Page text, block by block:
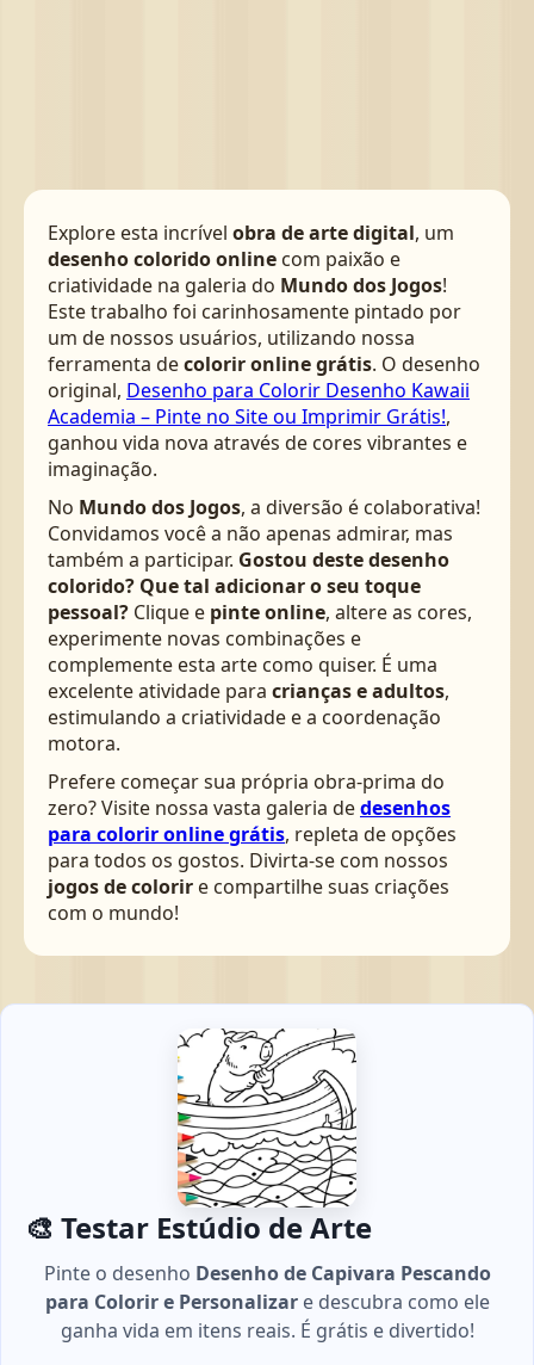
Explore esta incrível obra de arte digital, um
desenho colorido online com paixão e
criatividade na galeria do Mundo dos Jogos!
Este trabalho foi carinhosamente pintado por
um de nossos usuários, utilizando nossa
ferramenta decolorir online grátis. O desenho
original, Desenho para Colorir Desenho Kawaii
Academia – Pinte no Site ou Imprimir Grátis!,
ganhou vida nova através de cores vibrantes e
imaginação.
No Mundo dos Jogos, a diversão é colaborativa!
Convidamos você a não apenas admirar, mas
também a participar. Gostou deste desenho
colorido? Que tal adicionar o seu toque
pessoal? Clique e pinte online, altere as cores,
experimente novas combinações e
complemente esta arte como quiser. É uma
excelente atividade para crianças e adultos,
estimulando a criatividade e a coordenação
motora.
Prefere começar sua própria obra-prima do
zero? Visite nossa vasta galeria dedesenhos
para colorir online grátis, repleta de opções
para todos os gostos. Divirta-se com nossos
jogos de colorir e compartilhe suas criações
com o mundo!
🎨 Testar Estúdio de Arte
Pinte o desenho Desenho de Capivara Pescando
para Colorir e Personalizare descubra como ele
ganha vida em itens reais. É grátis e divertido!